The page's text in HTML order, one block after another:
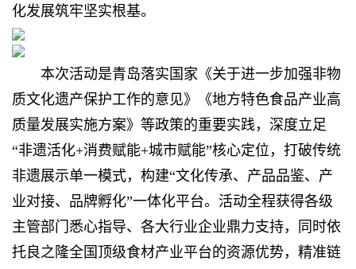
化发展筑牢坚实根基。
本次活动是青岛落实国家《关于进一步加强非物
质文化遗产保护工作的意见》《地方特色食品产业高
质量发展实施方案》等政策的重要实践，深度立足
“非遗活化+消费赋能+城市赋能”核心定位，打破传统
非遗展示单一模式，构建“文化传承、产品品鉴、产
业对接、品牌孵化”一体化平台。活动全程获得各级
主管部门悉心指导、各大行业企业鼎力支持，同时依
托良之隆全国顶级食材产业平台的资源优势，精准链